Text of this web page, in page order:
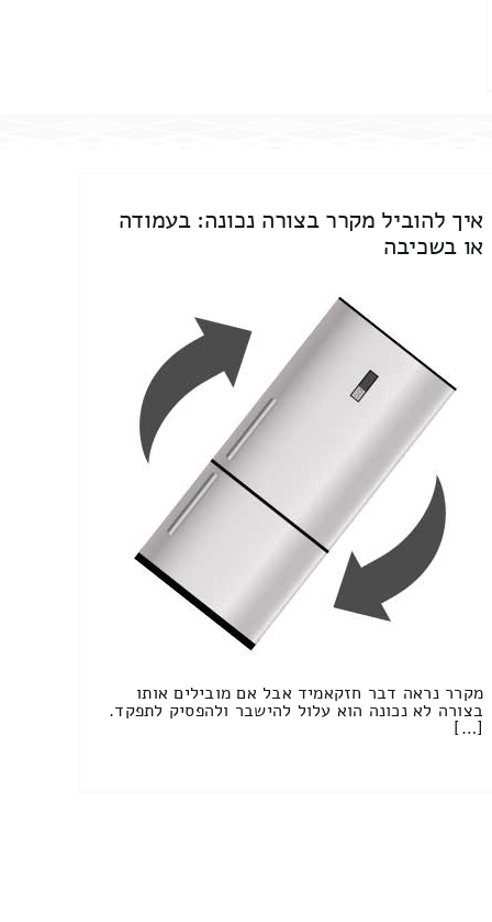
איך להוביל מקרר בצורה נכונה: בעמודה
או בשכיבה
מקרר נראה דבר חזקאמיד אבל אם מובילים אותו
בצורה לא נכונה הוא עלול להישבר ולהפסיק לתפקד.
[…]